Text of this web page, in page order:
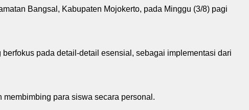
Bangsal, Kabupaten Mojokerto, pada Minggu (3/8) pagi
pada detail-detail esensial, sebagai implementasi dari
para siswa secara personal.